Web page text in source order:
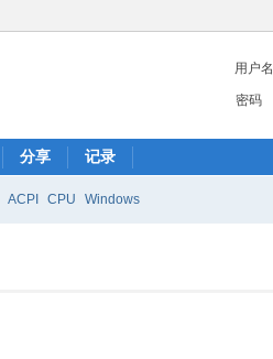
用户名
密码
分享 记录
ACPI CPU Windows